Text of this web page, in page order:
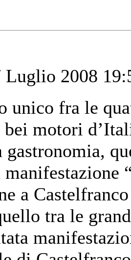
Luglio 2008
unico fra le
motori
gastronomia,
a
tra le